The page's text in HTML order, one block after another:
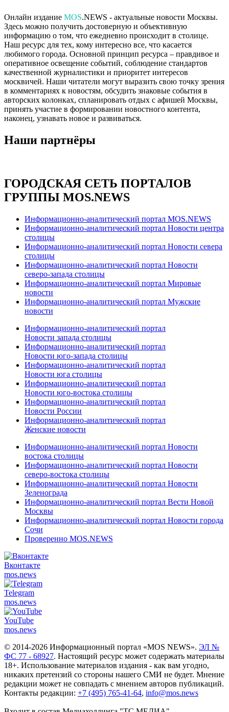
Онлайн издание MOS.NEWS - актуальные новости Москвы.
Здесь можно получить достоверную и объективную
информацию о том, что ежедневно происходит в столице.
Наш ресурс для тех, кому интересно все, что касается
любимого города. Основной принцип ресурса – правдивое и
оперативное освещение событий, соблюдение стандартов
качественной журналистики и приоритет интересов
москвичей. Наши читатели могут выразить свою точку зрения
в комментариях к новостям, обсудить знаковые события в
авторских колонках, спланировать отдых с афишей Москвы,
принять участие в формировании новостного контента,
наконец, узнавать новое и развиваться.
Наши партнёры
ГОРОДСКАЯ СЕТЬ ПОРТАЛОВ
ГРУППЫ MOS.NEWS
Информационно-аналитический портал MOS.NEWS
Информационно-аналитический портал Новости центра
столицы
Информационно-аналитический портал Новости севера
столицы
Информационно-аналитический портал Новости
северо-запада столицы
Информационно-аналитический портал Мировые
новости
Информационно-аналитический портал Мужские
новости
Информационно-аналитический портал
Новости запада столицы
Информационно-аналитический портал
Новости юго-запада столицы
Информационно-аналитический портал
Новости юга столицы
Информационно-аналитический портал
Новости юго-востока столицы
Информационно-аналитический портал
Новости России
Информационно-аналитический портал
Женские новости
Информационно-аналитический портал Новости
востока столицы
Информационно-аналитический портал Новости
северо-востока столицы
Информационно-аналитический портал Новости
Зеленограда
Информационно-аналитический портал Вести Новой
Москвы
Информационно-аналитический портал Новости города
Сочи
Проверенно MOS.NEWS
Вконтакте
mos.news
Telegram
mos.news
YouTube
mos.news
© 2014-2026 Информационный портал «MOS NEWS». ЭЛ №
ФС 77 - 68927. Настоящий ресурс может содержать материалы
18+. Использование материалов издания - как вам угодно,
никаких претензий со стороны нашего СМИ не будет. Мнение
редакции может не совпадать с мнением авторов публикаций.
Контакты редакции: +7 (495) 765-41-64, info@mos.news